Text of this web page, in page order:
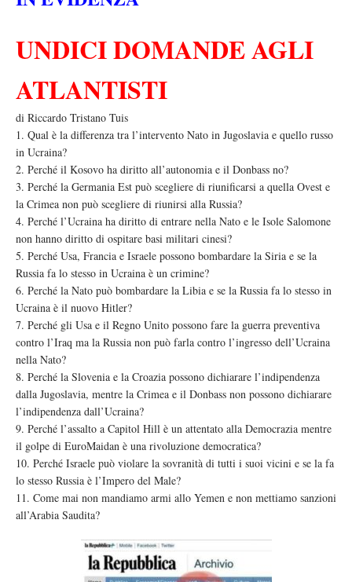
UNDICI DOMANDE AGLI
ATLANTISTI
di Riccardo Tristano Tuis
1. Qual è la differenza tra l’intervento Nato in Jugoslavia e quello russo
in Ucraina?
2. Perché il Kosovo ha diritto all’autonomia e il Donbass no?
3. Perché la Germania Est può scegliere di riunificarsi a quella Ovest e
la Crimea non può scegliere di riunirsi alla Russia?
4. Perché l’Ucraina ha diritto di entrare nella Nato e le Isole Salomone
non hanno diritto di ospitare basi militari cinesi?
5. Perché Usa, Francia e Israele possono bombardare la Siria e se la
Russia fa lo stesso in Ucraina è un crimine?
6. Perché la Nato può bombardare la Libia e se la Russia fa lo stesso in
Ucraina è il nuovo Hitler?
7. Perché gli Usa e il Regno Unito possono fare la guerra preventiva
contro l’Iraq ma la Russia non può farla contro l’ingresso dell’Ucraina
nella Nato?
8. Perché la Slovenia e la Croazia possono dichiarare l’indipendenza
dalla Jugoslavia, mentre la Crimea e il Donbass non possono dichiarare
l’indipendenza dall’Ucraina?
9. Perché l’assalto a Capitol Hill è un attentato alla Democrazia mentre
il golpe di EuroMaidan è una rivoluzione democratica?
10. Perché Israele può violare la sovranità di tutti i suoi vicini e se la fa
lo stesso Russia è l’Impero del Male?
11. Come mai non mandiamo armi allo Yemen e non mettiamo sanzioni
all’Arabia Saudita?